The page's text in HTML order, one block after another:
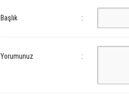
Başlık :
Yorumunuz :